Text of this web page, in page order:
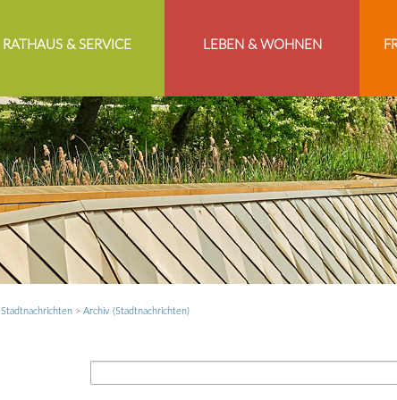
RATHAUS & SERVICE LEBEN & WOHNEN
Stadtnachrichten> Archiv (Stadtnachrichten)